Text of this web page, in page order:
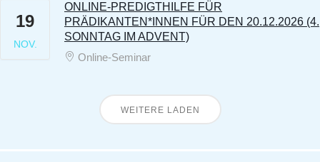
19
NOV.
ONLINE-PREDIGTHILFE FÜR
PRÄDIKANTEN*INNEN FÜR DEN 20.12.2026 (4.
SONNTAG IM ADVENT)
Online-Seminar
WEITERE LADEN